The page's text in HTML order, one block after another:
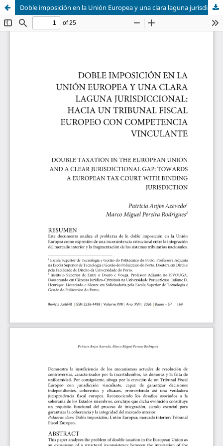
Doble imposición en la Unión Europea y una clara laguna jurisdiccional: hacia un Tribunal Fiscal Europeo con competencia vinculante